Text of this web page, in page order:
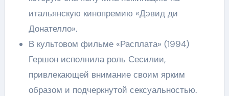
итальянскую кинопремию «Дэвид ди
Донателло».
В культовом фильме «Расплата» (1994)
Гершон исполнила роль Сесилии,
привлекающей внимание своим ярким
образом и подчеркнутой сексуальностью.